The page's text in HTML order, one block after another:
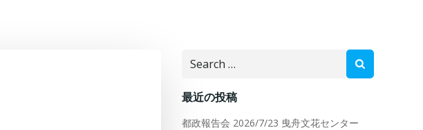
Search
最近の投稿
都政報告会 2026/7/23 曳舟文花センター